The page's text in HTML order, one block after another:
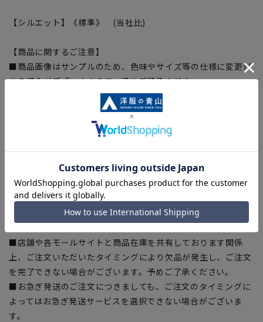
【シルエット】《標準》 (当社比)
【商品に関するご注意】
■商品画像はサンプルのため、色味やサイズ等の仕様に変更が
ある場合がございますので、予めご了承ください。
■ゆとり感には個人差があります。サイズ表を確認の上、ご購
入の目安としてご利用ください。
■生地や仕様・デザインにより、着用感や実際のサイズ表に若
干の誤差が生じる場合がございます。予めご了承ください。
■サイズスペックは仕上がりサイズを記載しております。一
部、商品現物におすすめサイズ(ヌードサイズ)を記載している
商品もございます。
■ブラウザやお使いのモニター環境、また撮影時の室内外の光
加減により、実際の商品と掲載画像の色味が異なる場合がござ
■店舗や各モールサイトと商品在庫を共有しております関係
上、ご注文いただいたタイミングにより欠品が発生し、ご注文
を完了できない場合がございます。予めご了承ください。
■お急ぎ発送のご注文につきましても、ご注文のタイミングに
よってはお急ぎ発送サービスを選択できない場合がございま
す。